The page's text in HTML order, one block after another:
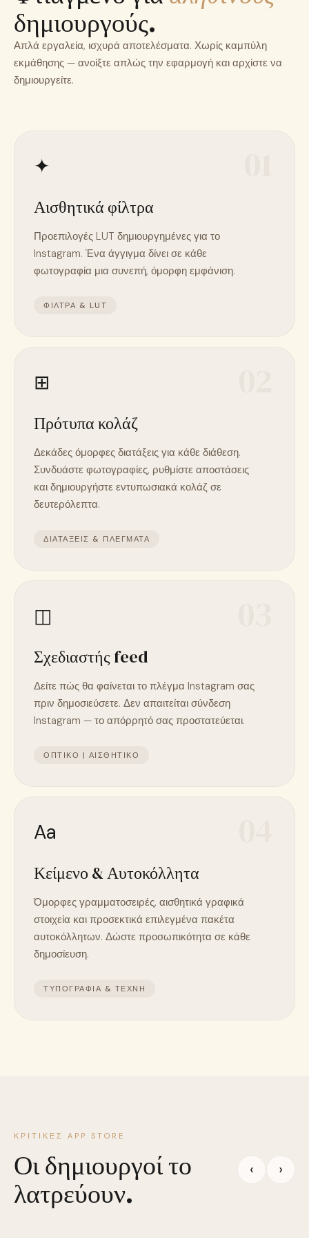
δημιουργούς.
Απλά εργαλεία, ισχυρά αποτελέσματα. Χωρίς καμπύλη
εκμάθησης — ανοίξτε απλώς την εφαρμογή και αρχίστε να
δημιουργείτε.
✦
Αισθητικά φίλτρα
Προεπιλογές LUT δημιουργημένες για το
Instagram. Ένα άγγιγμα δίνει σε κάθε
φωτογραφία μια συνεπή, όμορφη εμφάνιση.
ΦΊΛΤΡΑ & LUT
⊞
Πρότυπα κολάζ
Δεκάδες όμορφες διατάξεις για κάθε διάθεση.
Συνδυάστε φωτογραφίες, ρυθμίστε αποστάσεις
και δημιουργήστε εντυπωσιακά κολάζ σε
δευτερόλεπτα.
ΔΙΑΤΆΞΕΙΣ & ΠΛΈΓΜΑΤΑ
◫
Σχεδιαστής feed
Δείτε πώς θα φαίνεται το πλέγμα Instagram σας
πριν δημοσιεύσετε. Δεν απαιτείται σύνδεση
Instagram — το απόρρητό σας προστατεύεται.
ΟΠΤΙΚΌ | ΑΙΣΘΗΤΙΚΌ
Aa
Κείμενο & Αυτοκόλλητα
Όμορφες γραμματοσειρές, αισθητικά γραφικά
στοιχεία και προσεκτικά επιλεγμένα πακέτα
αυτοκόλλητων. Δώστε προσωπικότητα σε κάθε
δημοσίευση.
ΤΥΠΟΓΡΑΦΊΑ & ΤΈΧΝΗ
ΚΡΙΤΙΚΈΣ APP STORE
Οι δημιουργοί το
λατρεύουν.
‹ ›